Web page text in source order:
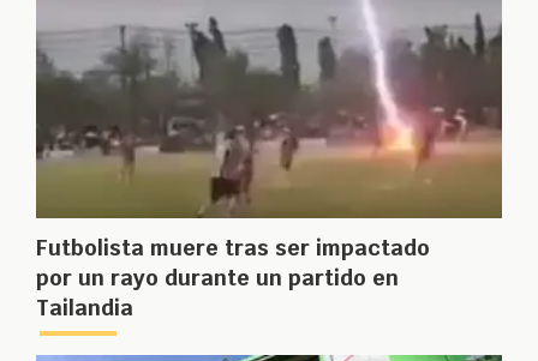
Futbolista muere tras ser impactado
por un rayo durante un partido en
Tailandia